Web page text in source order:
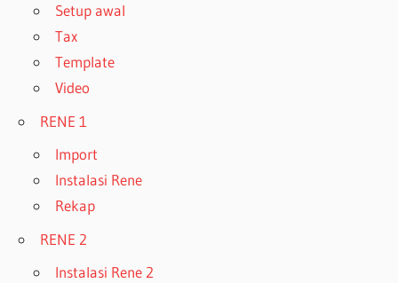
Setup awal
Tax
Template
Video
RENE 1
Import
Instalasi Rene
Rekap
RENE 2
Instalasi Rene 2